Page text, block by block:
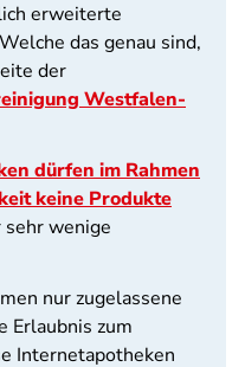
erweiterte
das genau sind,
der
Westfalen-
dürfen im Rahmen
keine Produkte
sehr wenige
nur zugelassene
Erlaubnis zum
Internetapotheken